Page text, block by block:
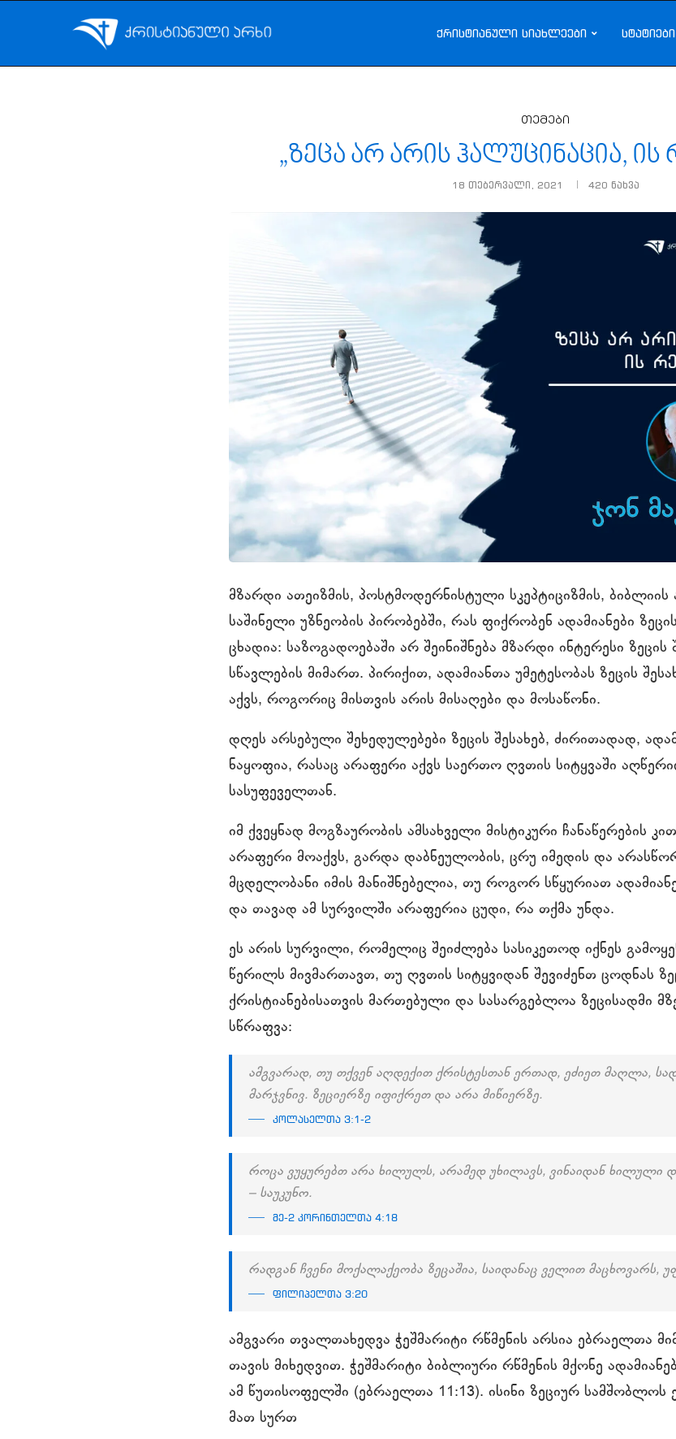
ქრისტიანული სიახლეები სტატიები
თემები
„ზეცა არ არის ჰალუცინაცია,
18 თებერვალი, 2021 420 ნახვა
მზარდი ათეიზმის, პოსტმოდერნისტული სკეპტიციზმის,
საშინელი უზნეობის პირობებში, რას ფიქრობენ ადამიანები
ცხადია: საზოგადოებაში არ შეინიშნება მზარდი ინტერესი ზეცის
სწავლების მიმართ. პირიქით, ადამიანთა უმეტესობას ზეცის
აქვს, როგორიც მისთვის არის მისაღები და მოსაწონი.
დღეს არსებული შეხედულებები ზეცის შესახებ, ძირითადად,
ნაყოფია, რასაც არაფერი აქვს საერთო ღვთის სიტყვაში
სასუფეველთან.
იმ ქვეყნად მოგზაურობის ამსახველი მისტიკური ჩანაწერების
არაფერი მოაქვს, გარდა დაბნეულობის, ცრუ იმედის და
მცდელობანი იმის მანიშნებელია, თუ როგორ სწყურიათ
და თავად ამ სურვილში არაფერია ცუდი, რა თქმა უნდა.
ეს არის სურვილი, რომელიც შეიძლება სასიკეთოდ იქნეს
წერილს მივმართავთ, თუ ღვთის სიტყვიდან შევიძენთ ცოდნას
ქრისტიანებისათვის მართებული და სასარგებლოა ზეცისადმი
სწრაფვა:
ამგვარად, თუ თქვენ აღდექით ქრისტესთან ერთად, ეძიეთ მაღლა,
მარჯვნივ. ზეციერზე იფიქრეთ და არა მიწიერზე.
კოლასელთა 3:1-2
როცა ვუყურებთ არა ხილულს, არამედ უხილავს, ვინაიდან ხილული
– საუკუნო.
მე-2 კორინთელთა 4:18
რადგან ჩვენი მოქალაქეობა ზეცაშია, საიდანაც ველით მაცხოვარს,
ფილიპელთა 3:20
ამგვარი თვალთახედვა ჭეშმარიტი რწმენის არსია ებრაელთა
თავის მიხედვით. ჭეშმარიტი ბიბლიური რწმენის მქონე
ამ წუთისოფელში (ებრაელთა 11:13). ისინი ზეციურ სამშობლოს
მათ სურთ